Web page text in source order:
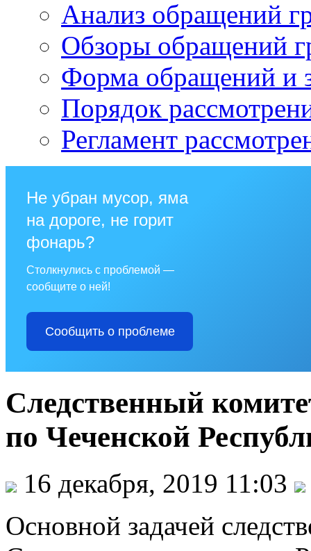
Анализ обращений
Обзоры обращений
Форма обращений и
Порядок
Регламент
Не убран мусор, яма
на дороге, не горит
фонарь?
Столкнулись с проблемой —
сообщите о ней!
Сообщить о проблеме
Следственный
по Чеченской
16 декабря, 2019 11:03
Основной задачей